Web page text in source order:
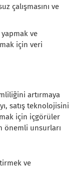
çalışmasını ve
ve
için veri
artırmaya
satış teknolojisini
için içgörüler
önemli unsurları
ve